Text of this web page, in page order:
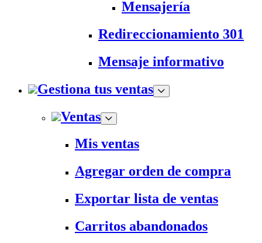
Mensajería
Redireccionamiento 301
Mensaje informativo
Gestiona tus ventas
Ventas
Mis ventas
Agregar orden de compra
Exportar lista de ventas
Carritos abandonados